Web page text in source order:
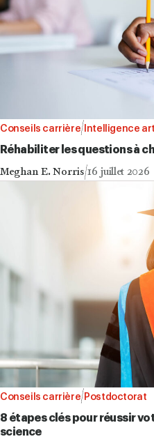
Conseils carrière Intelligence
Réhabiliter les questions à
Meghan E. Norris 16 juillet 2026
Conseils carrière Postdoctorat
8 étapes clés pour réussir
science